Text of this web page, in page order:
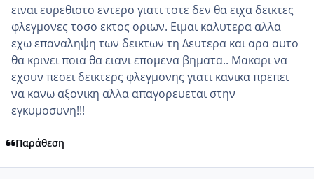
ειναι ευρεθιστο εντερο γιατι τοτε δεν θα ειχα δεικτες
φλεγμονες τοσο εκτος οριων. Ειμαι καλυτερα αλλα
εχω επαναληψη των δεικτων τη Δευτερα και αρα αυτο
θα κρινει ποια θα ειανι επομενα βηματα.. Μακαρι να
εχουν πεσει δεικτερς φλεγμονης γιατι κανικα πρεπει
να κανω αξονικη αλλα απαγορευεται στην
εγκυμοσυνη!!!
Παράθεση